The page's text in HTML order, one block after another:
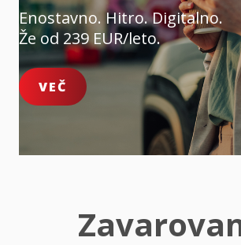
Enostavno. Hitro. Digitalno.
Že od 239 EUR/leto.
VEČ